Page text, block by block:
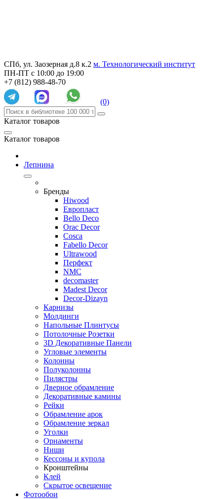
СПб, ул. Заозерная д.8 к.2 м. Технологический институт
ПН-ПТ с 10:00 до 19:00
+7 (812) 988-48-70
(0)
Каталог товаров
Каталог товаров
Лепнина
Бренды
Hiwood
Европласт
Bello Deco
Orac Decor
Cosca
Fabello Decor
Ultrawood
Перфект
NMC
decomaster
Madest Decor
Decor-Dizayn
Карнизы
Молдинги
Напольные Плинтусы
Потолочные Розетки
3D Декоративные Панели
Угловые элементы
Колонны
Полуколонны
Пилястры
Дверное обрамление
Декоративные камины
Рейки
Обрамление арок
Обрамление зеркал
Уголки
Орнаменты
Ниши
Кессоны и купола
Кронштейны
Клей
Скрытое освещение
Фотообои